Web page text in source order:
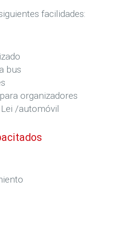
facilidades:
bus
organizadores
/automóvil